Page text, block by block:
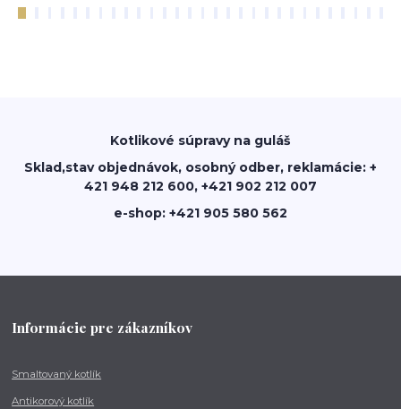
Kotlikové súpravy na guláš
Sklad,stav objednávok, osobný odber, reklamácie: +
421 948 212 600, +421 902 212 007
e-shop: +421 905 580 562
Informácie pre zákazníkov
Smaltovaný kotlík
Antikorový kotlík